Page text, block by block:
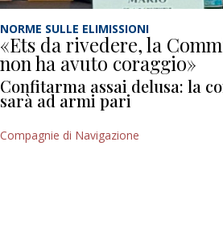
NORME SULLE ELIMISSIONI
«Ets da rivedere, la
non ha avuto coraggio»
Confitarma assai delusa: la
sarà ad armi pari
Compagnie di Navigazione